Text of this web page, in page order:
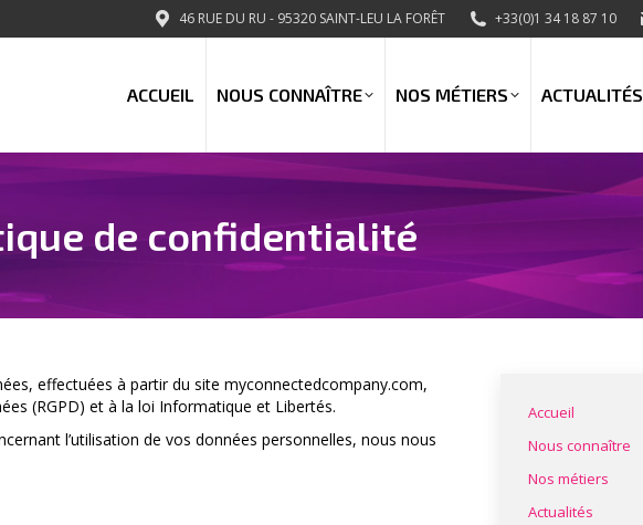
46 RUE DU RU - 95320 SAINT-LEU LA FORÊT +33(0)1 34 18 87 10
ACCUEIL NOUS CONNAÎTRE NOS MÉTIERS ACTUALITÉS
de confidentialité
effectuées à partir du site myconnectedcompany.com,
(RGPD) et à la loi Informatique et Libertés.
l’utilisation de vos données personnelles, nous nous
Accueil
Nous connaître
Nos métiers
Actualités